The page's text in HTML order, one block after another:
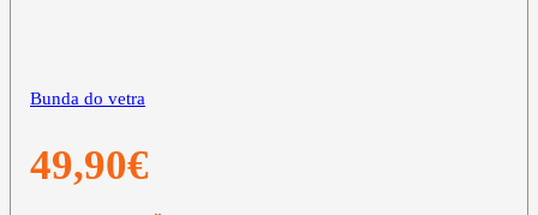
Bunda do vetra
49,90€